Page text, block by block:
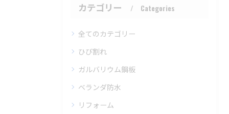
カテゴリー Categories
全てのカテゴリー
ひび割れ
ガルバリウム鋼板
ベランダ防水
リフォーム